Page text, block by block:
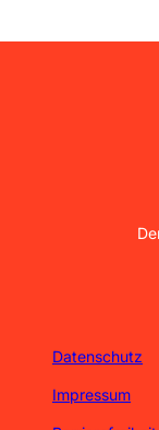
Datenschutz
Impressum